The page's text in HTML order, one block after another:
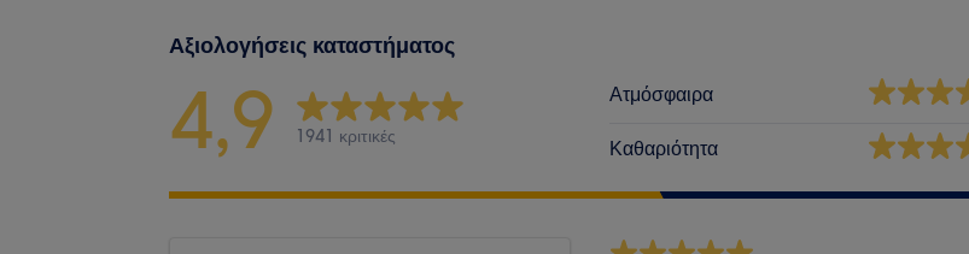
Αξιολογήσεις καταστήματος
4,9 1941 κριτικές
Ατμόσφαιρα
Καθαριότητα